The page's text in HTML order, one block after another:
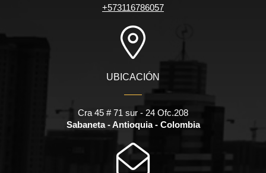
+573116786057
UBICACIÓN
Cra 45 # 71 sur - 24 Ofc.208
Sabaneta - Antioquia - Colombia